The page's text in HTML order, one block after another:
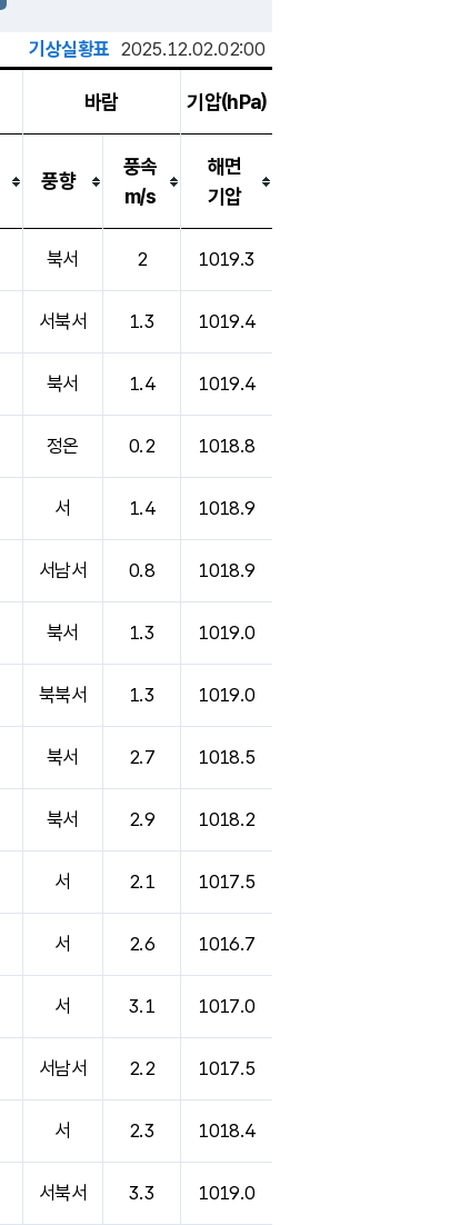
기상실황표 2025.12.02.02:00
바람 기압(hPa)
풍향
풍속
m/s
해면
기압
북서 2 1019.3
서북서 1.3 1019.4
북서 1.4 1019.4
정온 0.2 1018.8
서 1.4 1018.9
서남서 0.8 1018.9
북서 1.3 1019.0
북북서 1.3 1019.0
북서 2.7 1018.5
북서 2.9 1018.2
서 2.1 1017.5
서 2.6 1016.7
서 3.1 1017.0
서남서 2.2 1017.5
서 2.3 1018.4
서북서 3.3 1019.0